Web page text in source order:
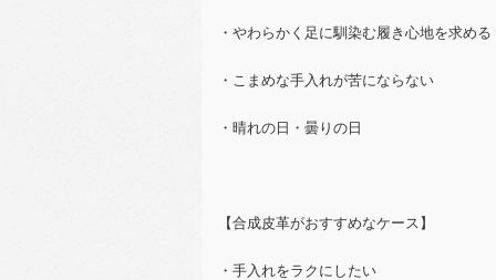
・やわらかく足に馴染む履き心地を求める
・こまめな手入れが苦にならない
・晴れの日・曇りの日
【合成皮革がおすすめなケース】
・手入れをラクにしたい